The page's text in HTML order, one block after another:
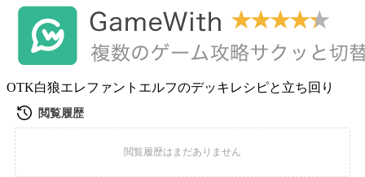
OTK白狼エレファントエルフのデッキレシピと立ち回り